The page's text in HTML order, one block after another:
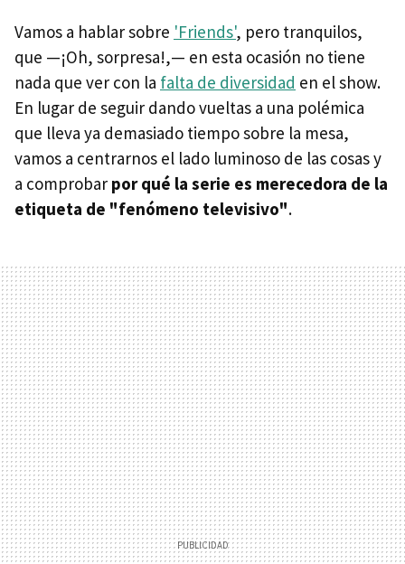
Vamos a hablar sobre 'Friends', pero tranquilos,
que —¡Oh, sorpresa!,— en esta ocasión no tiene
nada que ver con la falta de diversidad en el show.
En lugar de seguir dando vueltas a una polémica
que lleva ya demasiado tiempo sobre la mesa,
vamos a centrarnos el lado luminoso de las cosas y
a comprobar por qué la serie es merecedora de la
etiqueta de "fenómeno televisivo".